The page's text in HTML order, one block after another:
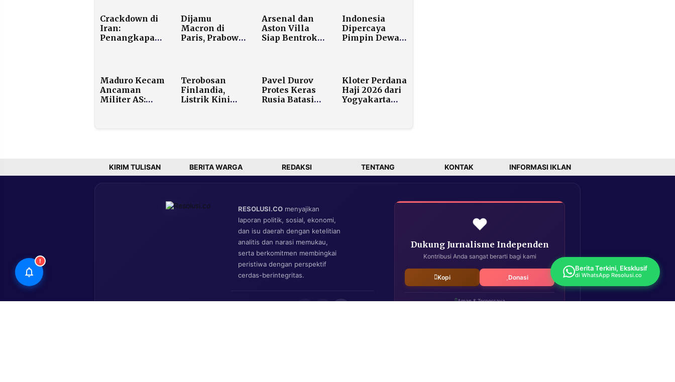
Crackdown di
Iran:
Penangkapan
Ketegangan
Militer Global
Dijamu
Macron di
Paris, Prabowo
Gaza
Arsenal dan
Aston Villa
Siap Bentrok
Indonesia
Dipercaya
Pimpin Dewan
Peran Global
Jakarta
Maduro Kecam
Ancaman
Militer AS:
Terobosan
Finlandia,
Listrik Kini
Pavel Durov
Protes Keras
Rusia Batasi
Kloter Perdana
Haji 2026 dari
Yogyakarta
KIRIM TULISAN BERITA WARGA REDAKSI TENTANG KONTAK INFORMASI IKLAN
RESOLUSI.CO menyajikan
laporan politik, sosial, ekonomi,
dan isu daerah dengan ketelitian
analitis dan narasi memukau,
serta berkomitmen membingkai
peristiwa dengan perspektif
cerdas-berintegritas.
❤️
Dukung Jurnalisme Independen
Kontribusi Anda sangat berarti bagi kami
Kopi Donasi
Aman & Terpercaya
!
Berita Terkini, Eksklusif
di WhatsApp Resolusi.co